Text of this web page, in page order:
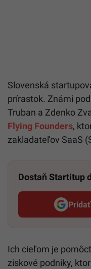
Slovenská
prírastok. Známi
Truban a Zdenko
Flying Founders,
zakladateľov SaaS
Dostaň Startitup
Ich cieľom je
ziskové podniky,